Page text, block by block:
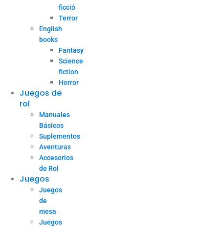
ficció
Terror
English
books
Fantasy
Science
fiction
Horror
Juegos de
rol
Manuales
Básicos
Suplementos
Aventuras
Accesorios
de Rol
Juegos
Juegos
de
mesa
Juegos